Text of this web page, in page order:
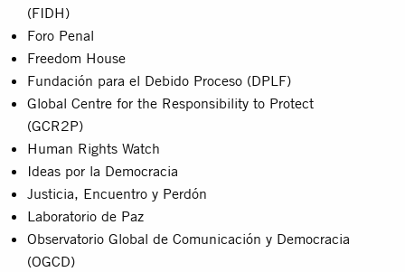
(FIDH)
Foro Penal
Freedom House
Fundación para el Debido Proceso (DPLF)
Global Centre for the Responsibility to Protect
(GCR2P)
Human Rights Watch
Ideas por la Democracia
Justicia, Encuentro y Perdón
Laboratorio de Paz
Observatorio Global de Comunicación y Democracia
(OGCD)